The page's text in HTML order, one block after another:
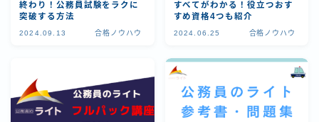
終わり！公務員試験をラクに
突破する方法
2024.09.13 合格ノウハウ
すべてがわかる！役立つおす
すめ資格4つも紹介
2024.06.25 合格ノウハウ